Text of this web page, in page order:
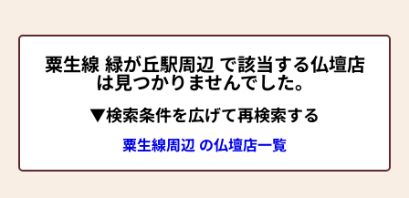
粟生線 緑が丘駅周辺 で該当する仏壇店
は見つかりませんでした。
▼検索条件を広げて再検索する
粟生線周辺 の仏壇店一覧